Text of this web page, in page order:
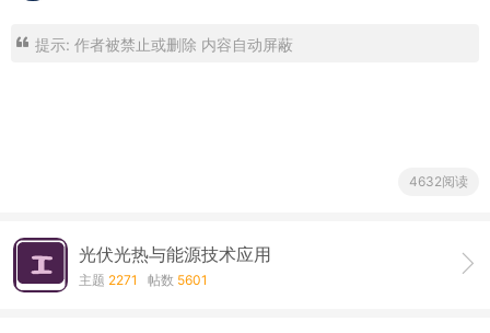
提示: 作者被禁止或删除 内容自动屏蔽
4632阅读
光伏光热与能源技术应用
主题 2271 帖数 5601